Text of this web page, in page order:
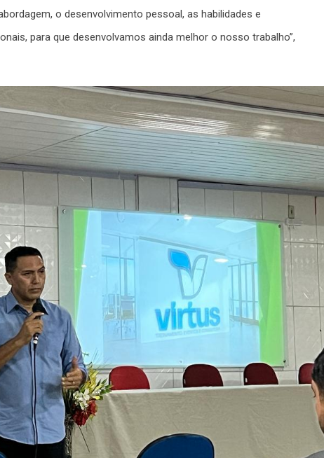
o desenvolvimento pessoal, as habilidades e
para que desenvolvamos ainda melhor o nosso trabalho”,